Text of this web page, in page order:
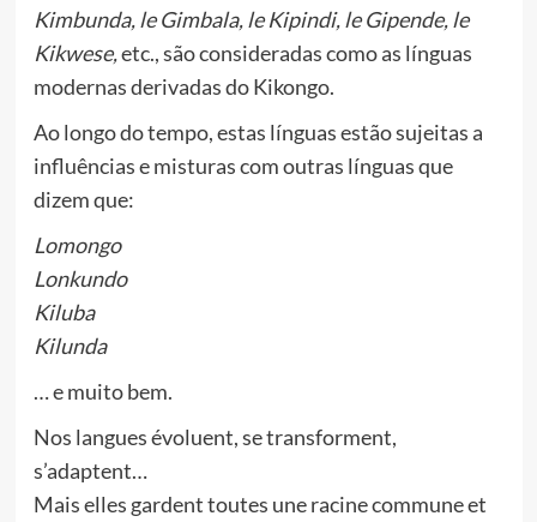
Kimbunda, le Gimbala, le Kipindi, le Gipende, le
Kikwese,etc., são consideradas como as línguas
modernas derivadas do Kikongo.
Ao longo do tempo, estas línguas estão sujeitas a
influências e misturas com outras línguas que
dizem que:
Lomongo
Lonkundo
Kiluba
Kilunda
… e muito bem.
Nos langues évoluent, se transforment,
s’adaptent…
Mais elles gardent toutes une racine commune et